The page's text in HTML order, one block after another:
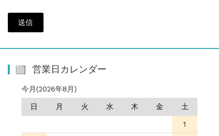
営業日カレンダー
今月(2026年8月)
日
月 火 水 木 金
土
1